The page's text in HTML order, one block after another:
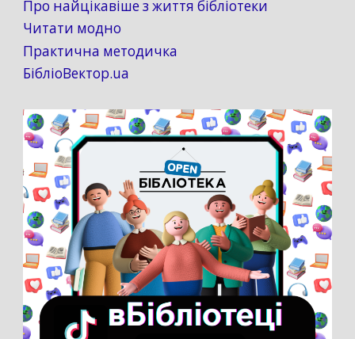
Про найцікавіше з життя бібліотеки
Читати модно
Практична методичка
БібліоВектор.ua